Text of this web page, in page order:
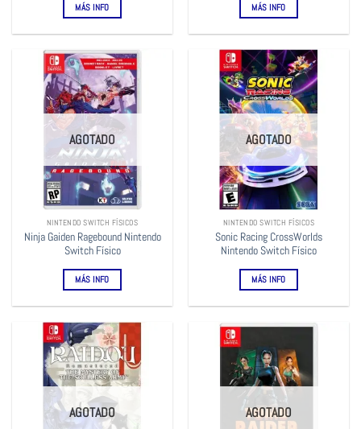
MÁS INFO MÁS INFO
AGOTADO
NINTENDO SWITCH FÍSICOS
Ninja Gaiden Ragebound Nintendo
Switch Físico
MÁS INFO
AGOTADO
NINTENDO SWITCH FÍSICOS
Sonic Racing CrossWorlds
Nintendo Switch Físico
MÁS INFO
AGOTADO AGOTADO